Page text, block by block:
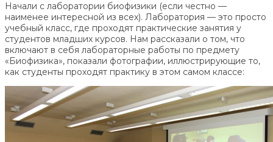
Начали с лаборатории биофизики (если честно —
наименее интересной из всех). Лаборатория — это просто
учебный класс, где проходят практические занятия у
студентов младших курсов. Нам рассказали о том, что
включают в себя лабораторные работы по предмету
«Биофизика», показали фотографии, иллюстрирующие то,
как студенты проходят практику в этом самом классе: